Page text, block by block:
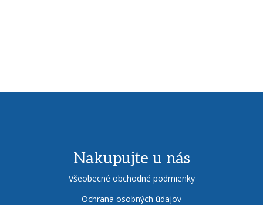
Nakupujte u nás
Všeobecné obchodné podmienky
Ochrana osobných údajov